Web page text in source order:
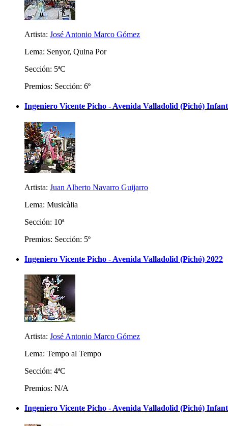
Artista: José Antonio Marco Gómez
Lema: Senyor, Quina Por
Sección: 5ªC
Premios: Sección: 6º
Ingeniero Vicente Picho - Avenida Valladolid (Pichó)
Artista: Juan Alberto Navarro Guijarro
Lema: Musicàlia
Sección: 10ª
Premios: Sección: 5º
Ingeniero Vicente Picho - Avenida Valladolid (Pichó) 2022
Artista: José Antonio Marco Gómez
Lema: Tempo al Tempo
Sección: 4ªC
Premios: N/A
Ingeniero Vicente Picho - Avenida Valladolid (Pichó)